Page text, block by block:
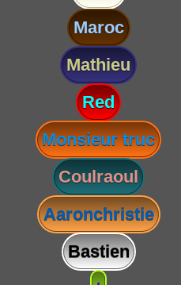
Maroc
Mathieu
Red
Monsieur truc
Coulraoul
Aaronchristie
Bastien